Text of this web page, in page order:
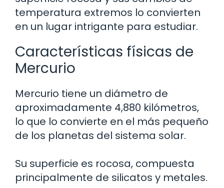
temperatura extremos lo convierten
en un lugar intrigante para estudiar.
Características físicas de
Mercurio
Mercurio tiene un diámetro de
aproximadamente 4,880 kilómetros,
lo que lo convierte en el más pequeño
de los planetas del sistema solar.
Su superficie es rocosa, compuesta
principalmente de silicatos y metales.